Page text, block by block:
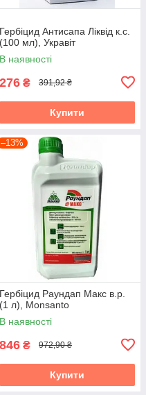
Гербіцид Антисапа Ліквід к.с.
(100 мл), Укравіт
В наявності
276 ₴ 391,92 ₴
Купити
–13%
Гербіцид Раундап Макс в.р.
(1 л), Monsanto
В наявності
846 ₴ 972,90 ₴
Купити